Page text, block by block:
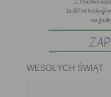
WESOŁYCH ŚWIĄT